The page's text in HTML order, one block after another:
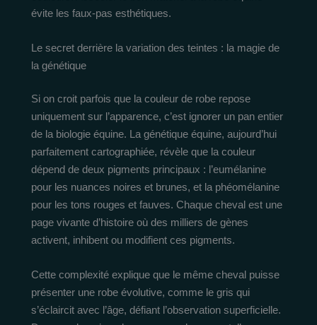
évite les faux-pas esthétiques.
Le secret derrière la variation des teintes : la magie de
la génétique
Si on croit parfois que la couleur de robe repose
uniquement sur l’apparence, c’est ignorer un pan entier
de la biologie équine. La génétique équine, aujourd’hui
parfaitement cartographiée, révèle que la couleur
dépend de deux pigments principaux : l’eumélanine
pour les nuances noires et brunes, et la phéomélanine
pour les tons rouges et fauves. Chaque cheval est une
page vivante d’histoire où des milliers de gènes
activent, inhibent ou modifient ces pigments.
Cette complexité explique que le même cheval puisse
présenter une robe évolutive, comme le gris qui
s’éclaircit avec l’âge, défiant l’observation superficielle.